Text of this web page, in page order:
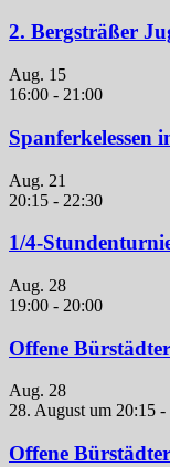
2. Bergsträßer
Aug. 15
16:00 - 21:00
Spanferkelessen
Aug. 21
20:15 - 22:30
1/4-
Aug. 28
19:00 - 20:00
Offene
Aug. 28
28. August um 20:15 -
Offene